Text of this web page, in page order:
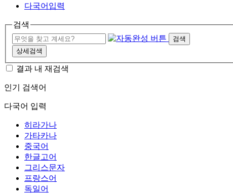
다국어입력
검색
검색
상세검색
결과 내 재검색
인기 검색어
다국어 입력
히라가나
가타카나
중국어
한글고어
그리스문자
프랑스어
독일어